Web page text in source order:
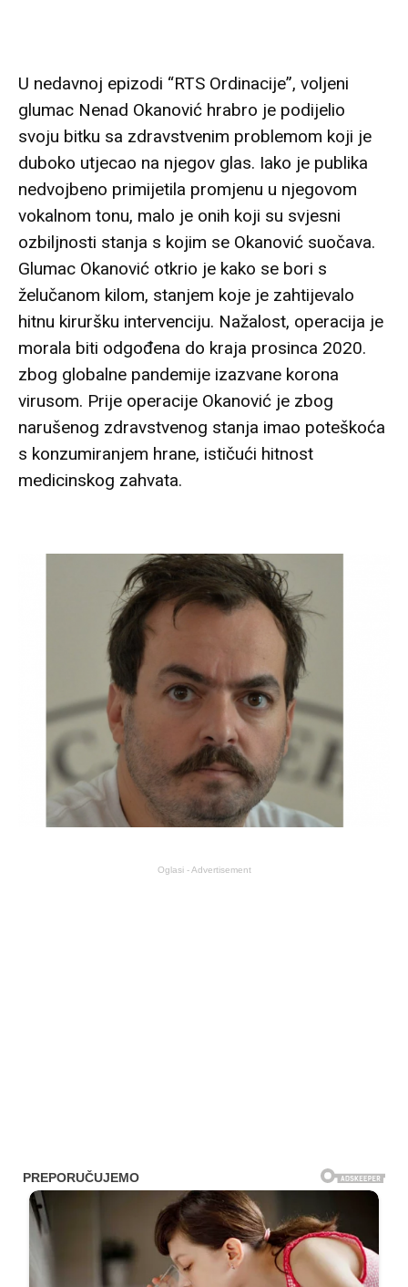
U nedavnoj epizodi “RTS Ordinacije”, voljeni
glumac Nenad Okanović hrabro je podijelio
svoju bitku sa zdravstvenim problemom koji je
duboko utjecao na njegov glas. Iako je publika
nedvojbeno primijetila promjenu u njegovom
vokalnom tonu, malo je onih koji su svjesni
ozbiljnosti stanja s kojim se Okanović suočava.
Glumac Okanović otkrio je kako se bori s
želučanom kilom, stanjem koje je zahtijevalo
hitnu kiruršku intervenciju. Nažalost, operacija je
morala biti odgođena do kraja prosinca 2020.
zbog globalne pandemije izazvane korona
virusom. Prije operacije Okanović je zbog
narušenog zdravstvenog stanja imao poteškoća
s konzumiranjem hrane, ističući hitnost
medicinskog zahvata.
Oglasi - Advertisement